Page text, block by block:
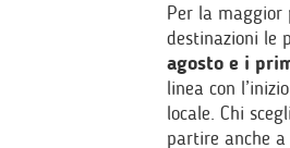
Per la maggior
destinazioni le
agosto e i
linea con
locale. Chi
partire anche a